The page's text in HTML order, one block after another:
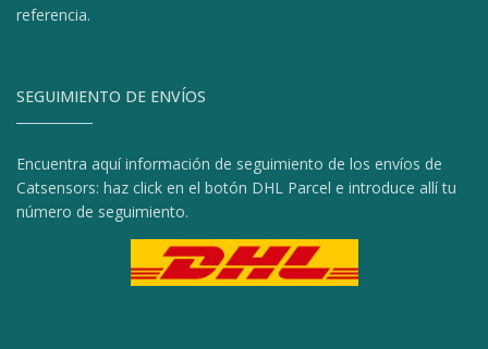
referencia.
SEGUIMIENTO DE ENVÍOS
Encuentra aquí información de seguimiento de los envíos de
Catsensors: haz click en el botón DHL Parcel e introduce allí tu
número de seguimiento.